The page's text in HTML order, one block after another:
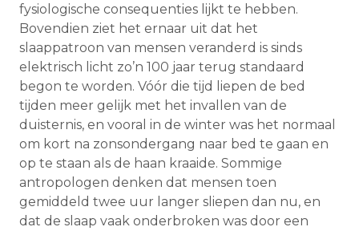
fysiologische consequenties lijkt te hebben.
Bovendien ziet het ernaar uit dat het
slaappatroon van mensen veranderd is sinds
elektrisch licht zo’n 100 jaar terug standaard
begon te worden. Vóór die tijd liepen de bed
tijden meer gelijk met het invallen van de
duisternis, en vooral in de winter was het normaal
om kort na zonsondergang naar bed te gaan en
op te staan als de haan kraaide. Sommige
antropologen denken dat mensen toen
gemiddeld twee uur langer sliepen dan nu, en
dat de slaap vaak onderbroken was door een